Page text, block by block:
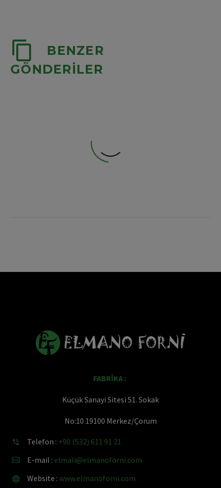
BENZER
GÖNDERILER
Elmano Forni’nin Geleneksel Taş
FABRİKA :
Küçük Sanayi Sitesi 51. Sokak
No:10 19100 Merkez/Çorum

 Telefon : +90 (532) 611 91 21

 E-mail : elmali@elmanoforni.com

 Website : www.elmanoforni.com